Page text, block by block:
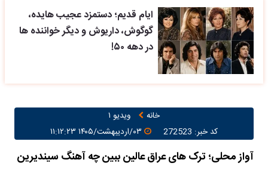
ایام قدیم؛ دستمزد عجیب هایده،
گوگوش، داریوش و دیگر خواننده ها
در دهه ۵۰!
خانه
ویدیو ۱
کد خبر: 272523
۰۳/اردیبهشت/۱۴۰۵ ۱۱:۱۲:۲۳
آواز محلی؛ ترک های عراق عالین ببین چه آهنگ سیندیرین